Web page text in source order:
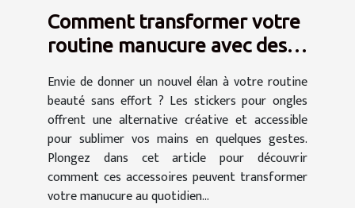
Comment transformer votre
routine manucure avec des
Envie de donner un nouvel élan à votre routine
beauté sans effort ? Les stickers pour ongles
offrent une alternative créative et accessible
pour sublimer vos mains en quelques gestes.
Plongez dans cet article pour découvrir
comment ces accessoires peuvent transformer
votre manucure au quotidien...